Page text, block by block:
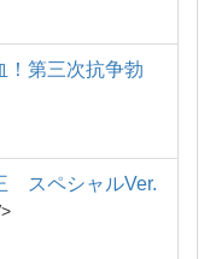
第三次抗争勃
スペシャルVer.